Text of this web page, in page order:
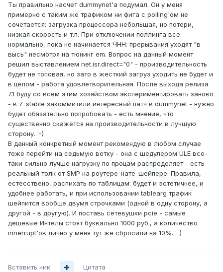
Ты правильно насчет dummynet'а подумал. Он у меня
примерно с таким же трафиком ни фига с polling'ом не
сочетается: загрузка процессора небольшая, но потери,
низкая скорость и т.п. При отключении поллинга все
нормально, пока не начинается ЧНН: прерывания уходят "в
высь" несмотря на тюнинг em. Вопрос на данный момент
решил выставлением net.isr.direct="0" - производительность
будет не топовая, но зато в жесткий загруз уходить не будет и
в целом - работа удовлетворительная. После выхода релиза
7.1 буду со всем этим хозяйством экспериментировать заново
- в 7-stable закоммитили интересный патч в dummynet - нужно
будет обязательно попробовать - есть мнение, что
существенно скажется на производительности в лучшую
сторону. :-)
В данный конкретный момент рекомендую в любом случае
тоже перейти на седьмую ветку - она с шедулером ULE все-
таки сильно лучше нагрузку по процам распределяет - есть
реальный толк от SMP на роутере-нате-шейпере. Правила,
естесствено, распихать по таблицам: будет и эстетичнее, и
удобнее работать, и при использовании tablearg трафик
шейпится вообще двумя строчками (одной в одну сторону, а
другой - в другую). И поставь сетевушки pcie - самые
дешевые Интелы стоят буквально 1000 руб., а количество
innerrupt'ов лично у меня тут же сбросили на 10%. :-)
Вставить ник Цитата